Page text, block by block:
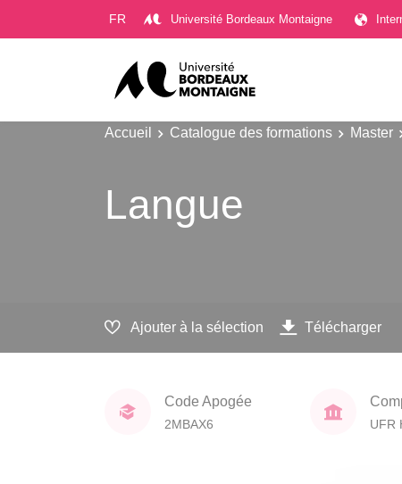
FR Université Bordeaux Montaigne
Accueil Catalogue des formations Master
Langue
Ajouter à la sélection Télécharger
Code Apogée
2MBAX6 UFR